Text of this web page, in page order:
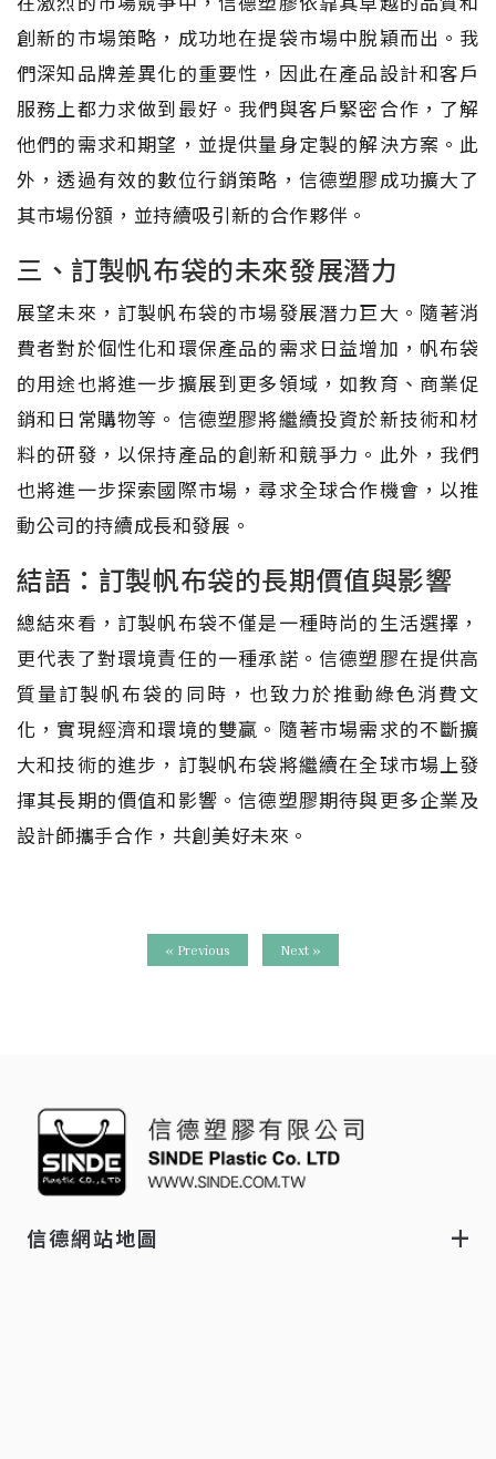
創新的市場策略，成功地在提袋市場中脫穎而出。我
們深知品牌差異化的重要性，因此在產品設計和客戶
服務上都力求做到最好。我們與客戶緊密合作，了解
他們的需求和期望，並提供量身定製的解決方案。此
外，透過有效的數位行銷策略，信德塑膠成功擴大了
其市場份額，並持續吸引新的合作夥伴。
三、訂製帆布袋的未來發展潛力
展望未來，訂製帆布袋的市場發展潛力巨大。隨著消
費者對於個性化和環保產品的需求日益增加，帆布袋
的用途也將進一步擴展到更多領域，如教育、商業促
銷和日常購物等。信德塑膠將繼續投資於新技術和材
料的研發，以保持產品的創新和競爭力。此外，我們
也將進一步探索國際市場，尋求全球合作機會，以推
動公司的持續成長和發展。
結語：訂製帆布袋的長期價值與影響
總結來看，訂製帆布袋不僅是一種時尚的生活選擇，
更代表了對環境責任的一種承諾。信德塑膠在提供高
質量訂製帆布袋的同時，也致力於推動綠色消費文
化，實現經濟和環境的雙贏。隨著市場需求的不斷擴
大和技術的進步，訂製帆布袋將繼續在全球市場上發
揮其長期的價值和影響。信德塑膠期待與更多企業及
設計師攜手合作，共創美好未來。
« Previous Next »
信德網站地圖